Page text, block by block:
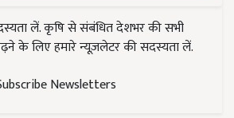
लें. कृषि से संबंधित देशभर की सभी
के लिए हमारे न्यूज़लेटर की सदस्यता लें.
Newsletters